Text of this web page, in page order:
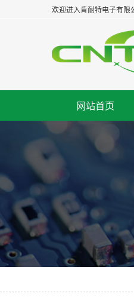
欢迎进入肯耐特电子有限
网站首页